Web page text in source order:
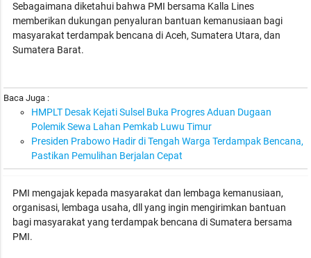
Sebagaimana diketahui bahwa PMI bersama Kalla Lines
memberikan dukungan penyaluran bantuan kemanusiaan bagi
masyarakat terdampak bencana di Aceh, Sumatera Utara, dan
Sumatera Barat.
Baca Juga :
HMPLT Desak Kejati Sulsel Buka Progres Aduan Dugaan
Polemik Sewa Lahan Pemkab Luwu Timur
Presiden Prabowo Hadir di Tengah Warga Terdampak Bencana,
Pastikan Pemulihan Berjalan Cepat
PMI mengajak kepada masyarakat dan lembaga kemanusiaan,
organisasi, lembaga usaha, dll yang ingin mengirimkan bantuan
bagi masyarakat yang terdampak bencana di Sumatera bersama
PMI.